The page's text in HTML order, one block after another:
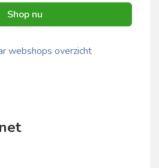
Shop nu
webshops overzicht